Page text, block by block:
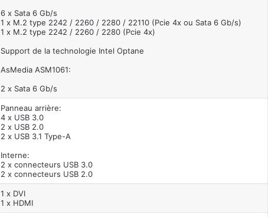
6 x Sata 6 Gb/s
1 x M.2 type 2242 / 2260 / 2280 / 22110 (Pcie 4x ou Sata 6 Gb/s)
1 x M.2 type 2242 / 2260 / 2280 (Pcie 4x)
Support de la technologie Intel Optane
AsMedia ASM1061:
2 x Sata 6 Gb/s
Panneau arrière:
4 x USB 3.0
2 x USB 2.0
2 x USB 3.1 Type-A
Interne:
2 x connecteurs USB 3.0
2 x connecteurs USB 2.0
1 x DVI
1 x HDMI